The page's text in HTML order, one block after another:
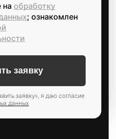
на обработку
; ознакомлен
заявку», я даю согласие
данных